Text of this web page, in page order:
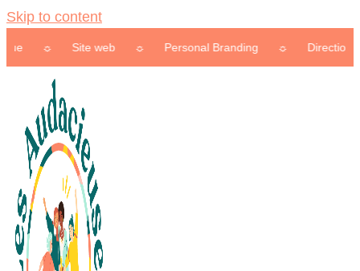
Skip to content
Site web ☼ Personal Branding ☼ Direction